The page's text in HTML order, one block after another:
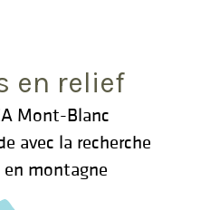
en relief
Mont-Blanc
avec la recherche
montagne